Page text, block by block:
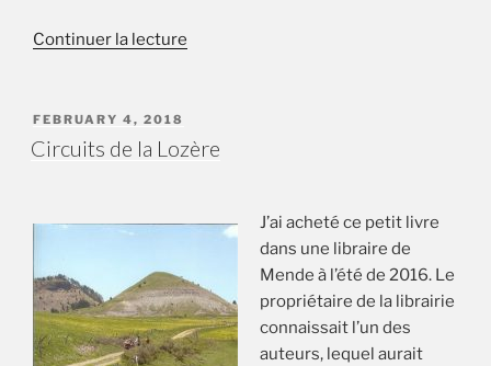
Continuer la lecture
Monts
PUBLIÉ
LE
FEBRUARY 4, 2018
Circuits de la Lozère
J’ai acheté ce petit livre
dans une libraire de
Mende à l’été de 2016. Le
propriétaire de la librairie
connaissait l’un des
auteurs, lequel aurait